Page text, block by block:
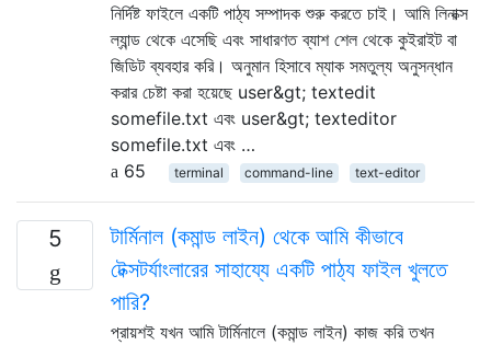
নির্দিষ্ট ফাইলে একটি পাঠ্য সম্পাদক শুরু করতে চাই। আমি লিনাক্স
ল্যান্ড থেকে এসেছি এবং সাধারণত ব্যাশ শেল থেকে কুইরাইট বা
জিডিট ব্যবহার করি। অনুমান হিসাবে ম্যাক সমতুল্য অনুসন্ধান
করার চেষ্টা করা হয়েছে user&gt; textedit
somefile.txt এবং user&gt; texteditor
somefile.txt এবং …
65
terminal command-line text-editor
5
টার্মিনাল (কমান্ড লাইন) থেকে আমি কীভাবে
টেক্সটর্যাংলারের সাহায্যে একটি পাঠ্য ফাইল খুলতে
পারি?
প্রায়শই যখন আমি টার্মিনালে (কমান্ড লাইন) কাজ করি তখন